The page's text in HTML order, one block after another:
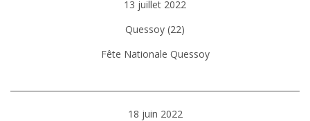
13 juillet 2022
Quessoy (22)
Fête Nationale Quessoy
18 juin 2022